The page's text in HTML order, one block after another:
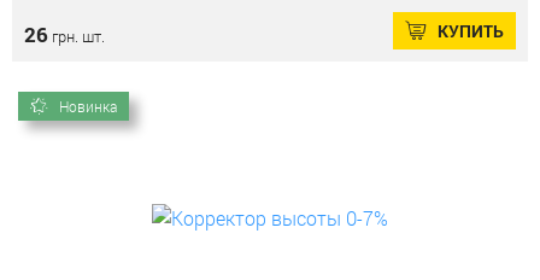
26 грн. шт. КУПИТЬ
Новинка